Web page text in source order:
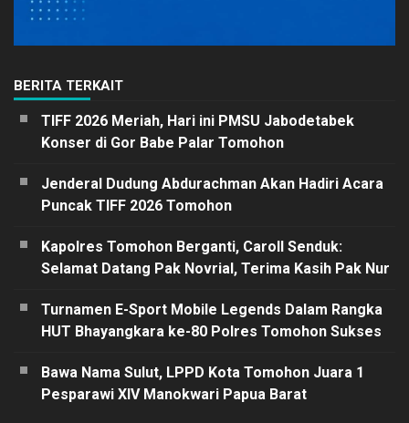
BERITA TERKAIT
TIFF 2026 Meriah, Hari ini PMSU Jabodetabek
Konser di Gor Babe Palar Tomohon
Jenderal Dudung Abdurachman Akan Hadiri Acara
Puncak TIFF 2026 Tomohon
Kapolres Tomohon Berganti, Caroll Senduk:
Selamat Datang Pak Novrial, Terima Kasih Pak Nur
Turnamen E-Sport Mobile Legends Dalam Rangka
HUT Bhayangkara ke-80 Polres Tomohon Sukses
Bawa Nama Sulut, LPPD Kota Tomohon Juara 1
Pesparawi XIV Manokwari Papua Barat